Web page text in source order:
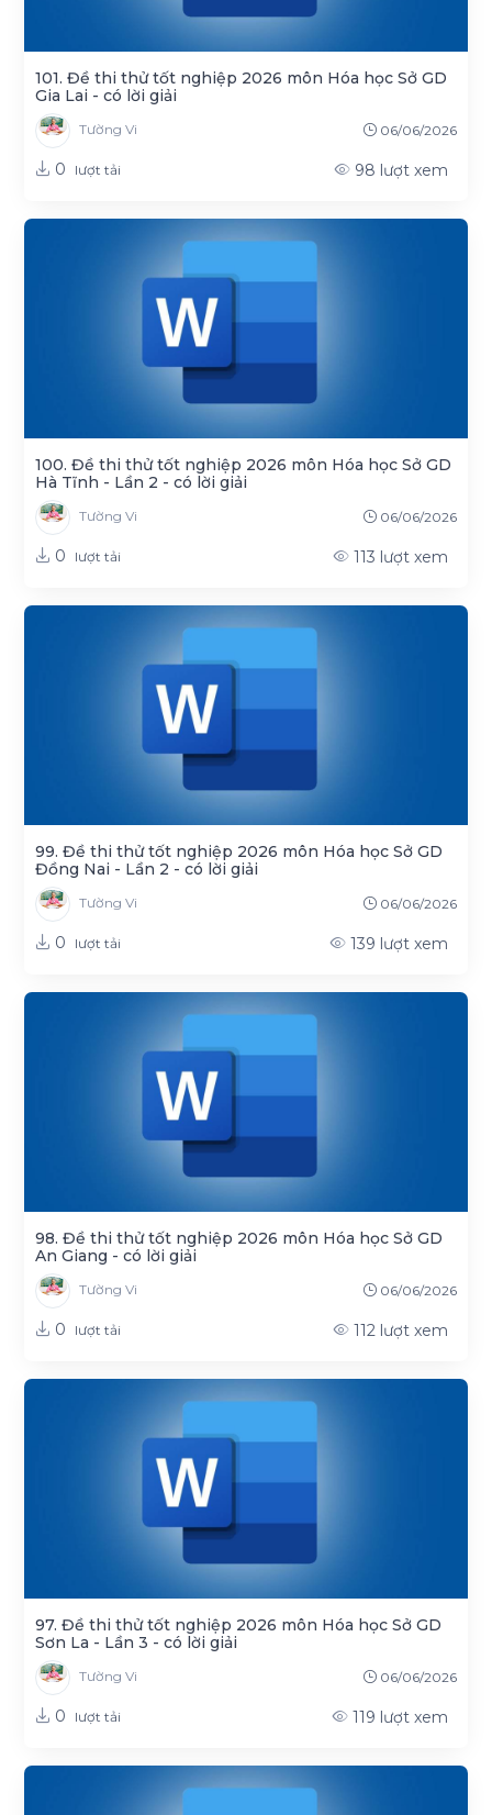
101. Đề thi thử tốt nghiệp 2026 môn Hóa học Sở GD
Gia Lai - có lời giải
Tường Vi 06/06/2026
0 lượt tải 98 lượt xem
100. Đề thi thử tốt nghiệp 2026 môn Hóa học Sở GD
Hà Tĩnh - Lần 2 - có lời giải
Tường Vi 06/06/2026
0 lượt tải 113 lượt xem
99. Đề thi thử tốt nghiệp 2026 môn Hóa học Sở GD
Đồng Nai - Lần 2 - có lời giải
Tường Vi 06/06/2026
0 lượt tải 139 lượt xem
98. Đề thi thử tốt nghiệp 2026 môn Hóa học Sở GD
An Giang - có lời giải
Tường Vi 06/06/2026
0 lượt tải 112 lượt xem
97. Đề thi thử tốt nghiệp 2026 môn Hóa học Sở GD
Sơn La - Lần 3 - có lời giải
Tường Vi 06/06/2026
0 lượt tải 119 lượt xem